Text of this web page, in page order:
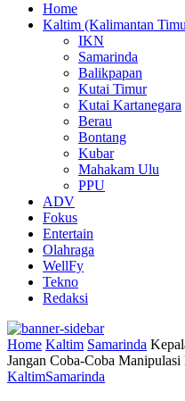
Home
Kaltim (Kalimantan
IKN
Samarinda
Balikpapan
Kutai Timur
Kutai Kartanegara
Berau
Bontang
Kubar
Mahakam Ulu
PPU
ADV
Fokus
Entertain
Olahraga
WellFy
Tekno
Redaksi
Home Kaltim Samarinda
Jangan Coba-Coba
KaltimSamarinda